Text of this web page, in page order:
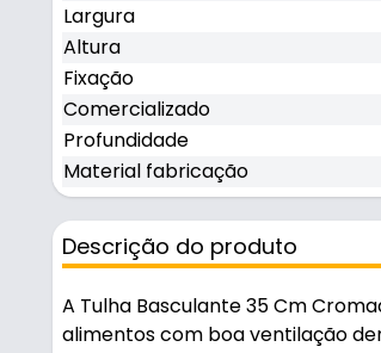
Largura
Altura
Fixação
Comercializado
Profundidade
Material fabricação
Descrição do produto
A Tulha Basculante 35 Cm
alimentos com boa ventilação